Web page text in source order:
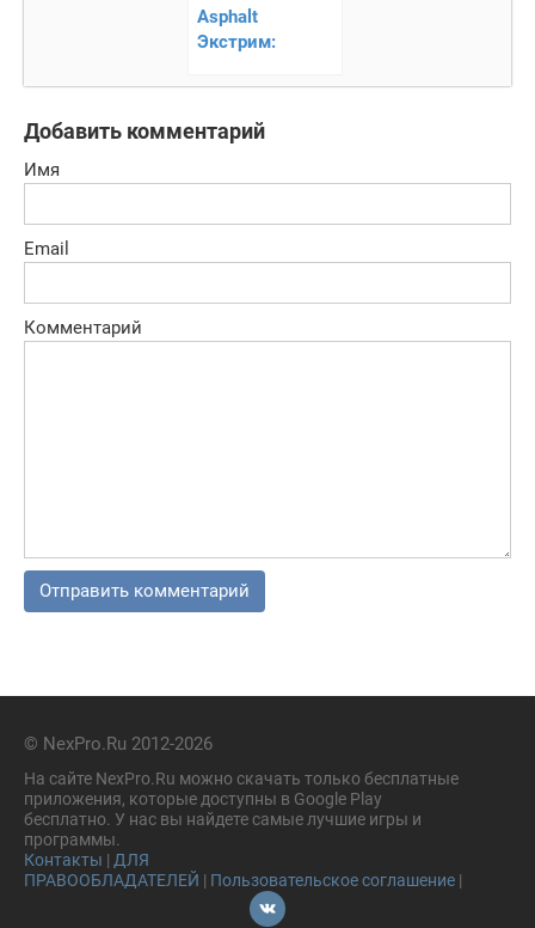
Asphalt
Экстрим:
Добавить комментарий
Имя
Email
Комментарий
© NexPro.Ru 2012-2026
На сайте NexPro.Ru можно скачать только бесплатные
приложения, которые доступны в Google Play
бесплатно. У нас вы найдете самые лучшие игры и
программы.
Контакты | ДЛЯ
ПРАВООБЛАДАТЕЛЕЙ | Пользовательское соглашение |